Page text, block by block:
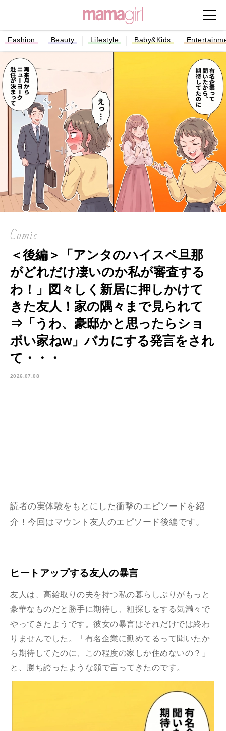
Fashion Beauty Lifestyle Baby&Kids
Comic
＜後編＞「アンタのハイスペ旦那
がどれだけ凄いのか私が審査する
わ！」図々しく新居に押しかけて
きた友人！家の隅々まで見られて
⇒「うわ、豪邸かと思ったらショ
ボい家ねw」バカにする発言をされ
て・・・
2026.07.08
読者の実体験をもとにした衝撃のエピソードを紹
介！今回はマウント友人 のエピソード後編です。
ヒートアップする友人の暴言
友人は、高給取りの夫を持つ私の暮らしぶりがもっと
豪華なものだと勝手に期待し、粗探しをする気満々で
やってきたようです。彼女の暴言はそれだけでは終わ
りませんでした。「有名企業に勤めてるって聞いたか
ら期待してたのに、この程度の家しか住めないの？」
と、勝ち誇ったような顔で言ってきたのです。